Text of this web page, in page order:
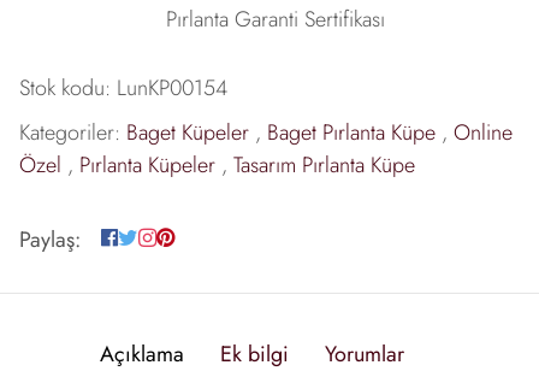
Pırlanta Garanti Sertifikası
Stok kodu: LunKP00154
Kategoriler: Baget Küpeler , Baget Pırlanta Küpe , Online
Özel , Pırlanta Küpeler , Tasarım Pırlanta Küpe
Paylaş:
Açıklama Ek bilgi Yorumlar